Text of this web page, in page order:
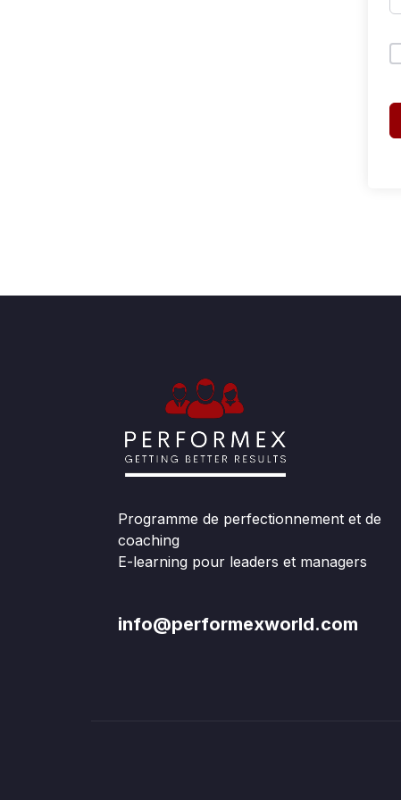
Programme de perfectionnement et de
coaching
E-learning pour leaders et managers
info@performexworld.com